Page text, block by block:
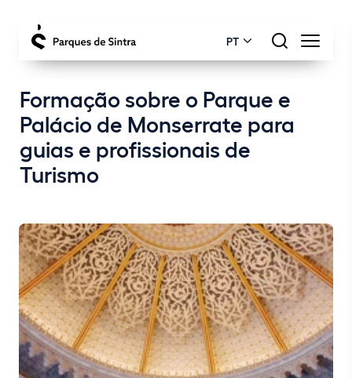
PT
Formação sobre o Parque e
Palácio de Monserrate para
guias e profissionais de
Turismo